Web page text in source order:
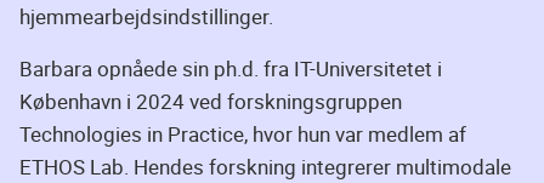
hjemmearbejdsindstillinger.
Barbara opnåede sin ph.d. fra IT-Universitetet i
København i 2024 ved forskningsgruppen
Technologies in Practice, hvor hun var medlem af
ETHOS Lab. Hendes forskning integrerer multimodale